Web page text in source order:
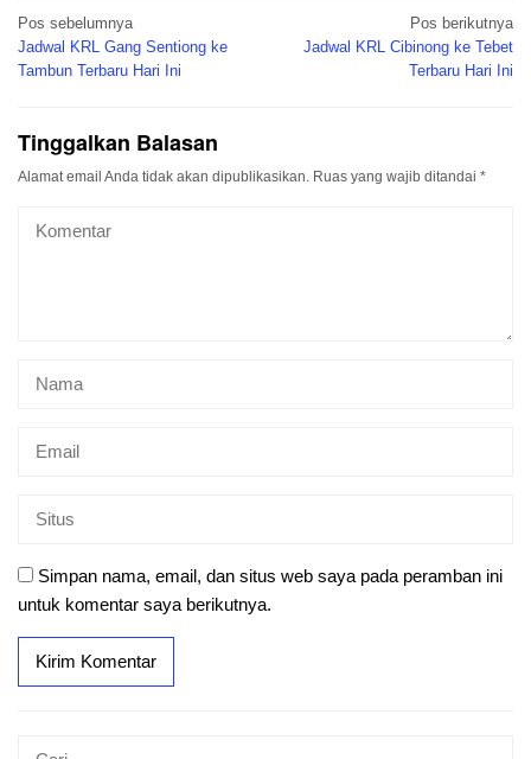
Navigasi
pos
Pos sebelumnya
Jadwal KRL Gang Sentiong ke
Tambun Terbaru Hari Ini
Pos berikutnya
Jadwal KRL Cibinong ke Tebet
Terbaru Hari Ini
Tinggalkan Balasan
Alamat email Anda tidak akan dipublikasikan. Ruas yang wajib ditandai *
Simpan nama, email, dan situs web saya pada peramban ini
untuk komentar saya berikutnya.